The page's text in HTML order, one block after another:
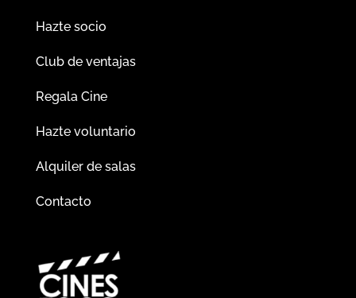
Hazte socio
Club de ventajas
Regala Cine
Hazte voluntario
Alquiler de salas
Contacto